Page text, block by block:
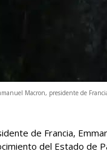
Macron, presidente de
de Francia,
del Estado de